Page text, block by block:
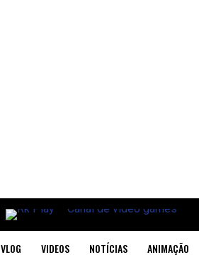
VLOG VIDEOS NOTÍCIAS ANIMAÇÃO